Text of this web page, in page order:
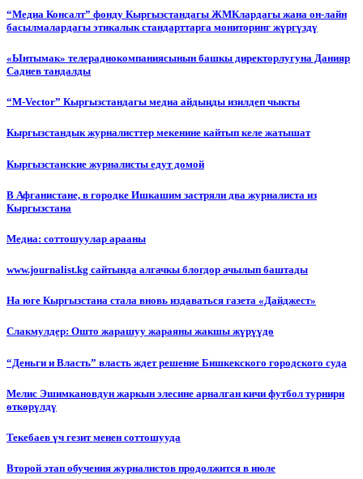
“Медиа Консалт” фонду Кыргызстандагы ЖМКлардагы жана он-лайн
басылмалардагы этикалык стандарттарга мониторинг жүргүздү
«Ынтымак» телерадиокомпаниясынын башкы директорлугуна Данияр
Садиев тандалды
“М-Vector” Кыргызстандагы медиа айдыңды изилдеп чыкты
Кыргызстандык журналисттер мекенине кайтып келе жатышат
Кыргызстанские журналисты едут домой
В Афганистане, в городке Ишкашим застряли два журналиста из
Кыргызстана
Медиа: соттошуулар арааны
www.journalist.kg сайтында алгачкы блогдор ачылып баштады
На юге Кыргызстана стала вновь издаваться газета «Дайджест»
Слакмулдер: Ошто жарашуу жараяны жакшы жүрүүдө
“Деньги и Власть” власть ждет решение Бишкекского городского суда
Мелис Эшимкановдун жаркын элесине арналган кичи футбол турнири
өткөрүлдү
Текебаев үч гезит менен соттошууда
Второй этап обучения журналистов продолжится в июле